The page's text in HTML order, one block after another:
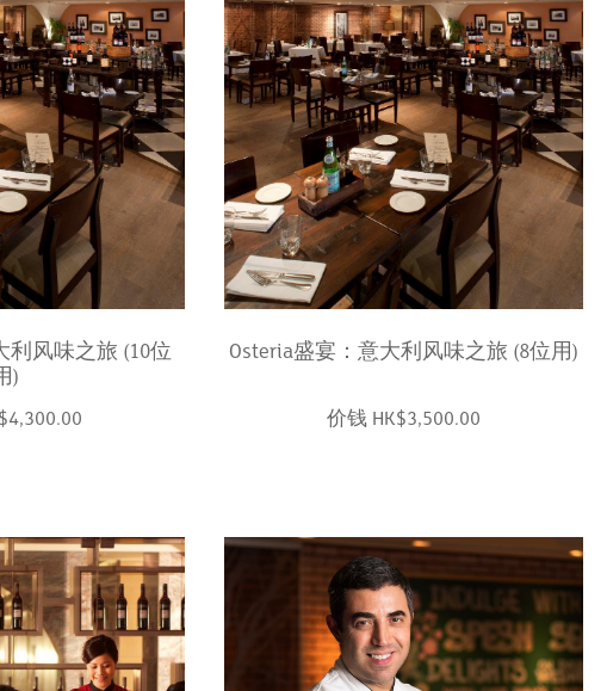
利风味之旅 (10位
)
Osteria盛宴：意大利风味之旅 (8位用)
价钱 HK$3,500.00